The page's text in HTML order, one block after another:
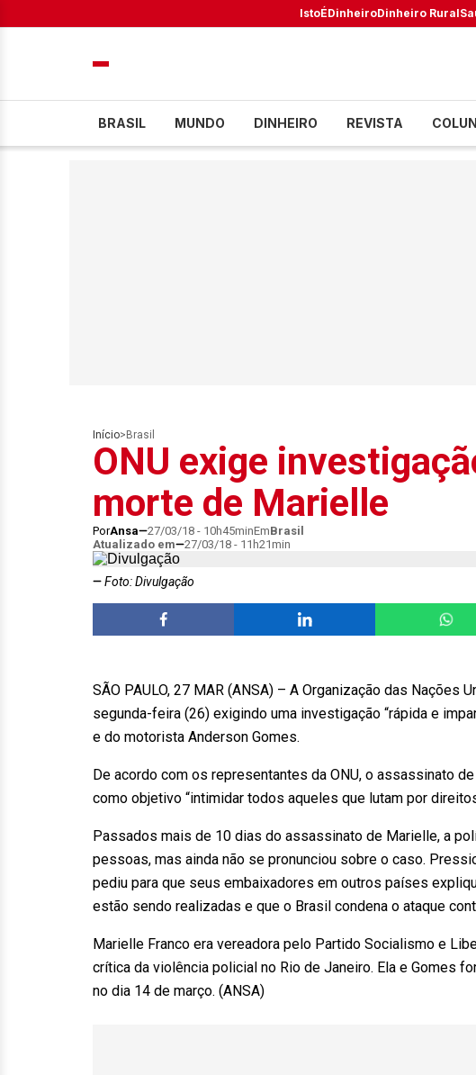
IstoÉDinheiroDinheiro Rural
BRASIL MUNDO DINHEIRO REVISTA
Início> Brasil
ONU exige
morte de Marielle
PorAnsa 27/03/18 - 10h45minEmBrasil
Atualizado em
27/03/18 - 11h21min
Foto: Divulgação
SÃO PAULO, 27 MAR (ANSA) – A Organização das Nações
segunda-feira (26) exigindo uma investigação “rápida e
e do motorista Anderson Gomes.
De acordo com os representantes da ONU, o assassinato
como objetivo “intimidar todos aqueles que lutam por
Passados mais de 10 dias do assassinato de Marielle, a
pessoas, mas ainda não se pronunciou sobre o caso.
pediu para que seus embaixadores em outros países
estão sendo realizadas e que o Brasil condena o ataque
Marielle Franco era vereadora pelo Partido Socialismo e
crítica da violência policial no Rio de Janeiro. Ela e Gomes
no dia 14 de março. (ANSA)